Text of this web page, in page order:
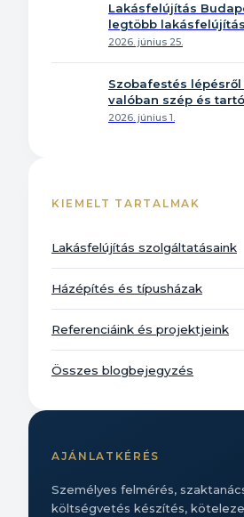
Lakásfelújítás
legtöbb
2026. június 25.
Szobafestés
valóban szép és
2026. június 1.
KIEMELT TARTALMAK
Lakásfelújítás szolgáltatásaink
Házépítés és típusházak
Referenciáink és projektjeink
Összes blogbejegyzés
AJÁNLATKÉRÉS
Személyes felmérés,
költségvetés készítés,